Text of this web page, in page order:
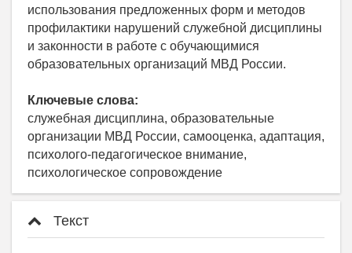
использования предложенных форм и методов
профилактики нарушений служебной дисциплины
и законности в работе с обучающимися
образовательных организаций МВД России.
Ключевые слова:
служебная дисциплина, образовательные
организации МВД России, самооценка, адаптация,
психолого-педагогическое внимание,
психологическое сопровождение
Текст